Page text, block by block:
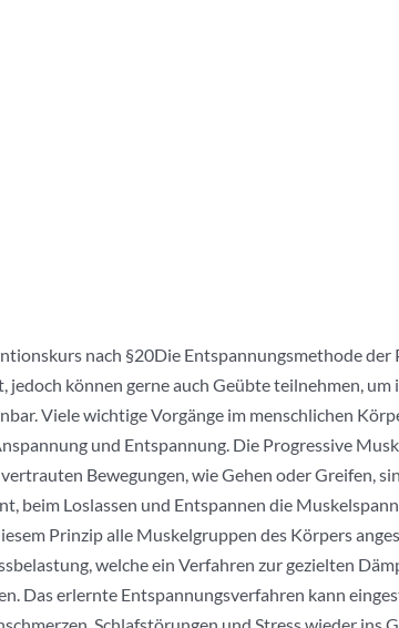
nach §20Die Entspannungsmethode
können gerne auch Geübte teilnehmen,
Viele wichtige Vorgänge im menschlichen
und Entspannung. Die Progressive
Bewegungen, wie Gehen oder Greifen,
beim Loslassen und Entspannen die
Prinzip alle Muskelgruppen des Körpers
welche ein Verfahren zur gezielten
Das erlernte Entspannungsverfahren kann